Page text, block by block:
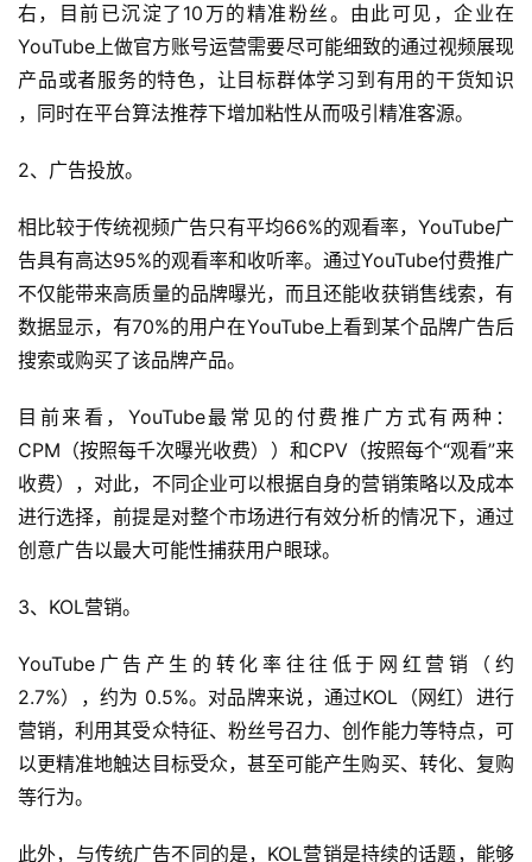
右，目前已沉淀了10万的精准粉丝。由此可见，企业在
YouTube上做官方账号运营需要尽可能细致的通过视频展现
产品或者服务的特色，让目标群体学习到有用的干货知识
，同时在平台算法推荐下增加粘性从而吸引精准客源。
2、广告投放。
相比较于传统视频广告只有平均66%的观看率，YouTube广
告具有高达95%的观看率和收听率。通过YouTube付费推广
不仅能带来高质量的品牌曝光，而且还能收获销售线索，有
数据显示，有70%的用户在YouTube上看到某个品牌广告后
搜索或购买了该品牌产品。
目前来看，YouTube最常见的付费推广方式有两种：
CPM（按照每千次曝光收费））和CPV（按照每个“观看”来
收费），对此，不同企业可以根据自身的营销策略以及成本
进行选择，前提是对整个市场进行有效分析的情况下，通过
创意广告以最大可能性捕获用户眼球。
3、KOL营销。
YouTube广告产生的转化率往往低于网红营销（约
2.7%），约为 0.5%。对品牌来说，通过KOL（网红）进行
营销，利用其受众特征、粉丝号召力、创作能力等特点，可
以更精准地触达目标受众，甚至可能产生购买、转化、复购
等行为。
此外，与传统广告不同的是，KOL营销是持续的话题，能够